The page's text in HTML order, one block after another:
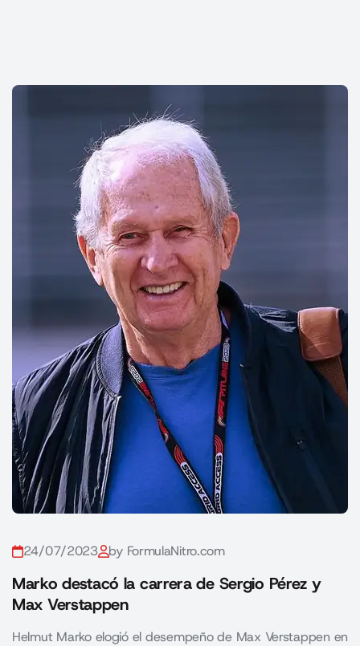
24/07/2023 by FormulaNitro.com
Marko destacó la carrera de Sergio Pérez y
Max Verstappen
Helmut Marko elogió el desempeño de Max Verstappen en